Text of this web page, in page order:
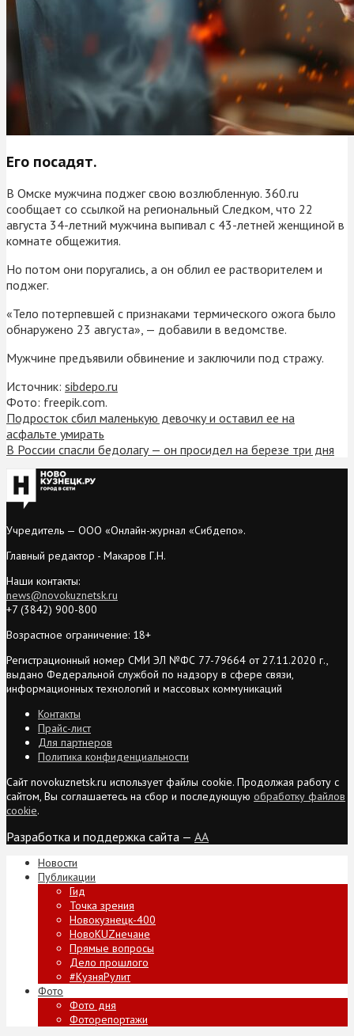
Его посадят.
В Омске мужчина поджег свою возлюбленную. 360.ru
сообщает со ссылкой на региональный Следком, что 22
августа 34-летний мужчина выпивал с 43-летней женщиной в
комнате общежития.
Но потом они поругались, а он облил ее растворителем и
поджег.
«Тело потерпевшей с признаками термического ожога было
обнаружено 23 августа», — добавили в ведомстве.
Мужчине предъявили обвинение и заключили под стражу.
Источник: sibdepo.ru
Фото: freepik.com.
Подросток сбил маленькую девочку и оставил ее на
асфальте умирать
В России спасли бедолагу — он просидел на березе три дня
Учредитель — ООО «Онлайн-журнал «Сибдепо».
Главный редактор - Макаров Г.Н.
Наши контакты:
news@novokuznetsk.ru
+7 (3842) 900-800
Возрастное ограничение: 18+
Регистрационный номер СМИ ЭЛ №ФС 77-79664 от 27.11.2020 г.,
выдано Федеральной службой по надзору в сфере связи,
информационных технологий и массовых коммуникаций
Контакты
Прайс-лист
Для партнеров
Политика конфиденциальности
Сайт novokuznetsk.ru использует файлы cookie. Продолжая работу с
сайтом, Вы соглашаетесь на сбор и последующую обработку файлов
cookie.
Разработка и поддержка сайта — AA
Новости
Публикации
Гид
Точка зрения
Новокузнецк-400
НовоKUZнечане
Прямые вопросы
Дело прошлого
#КузняРулит
Фото
Фото дня
Фоторепортажи